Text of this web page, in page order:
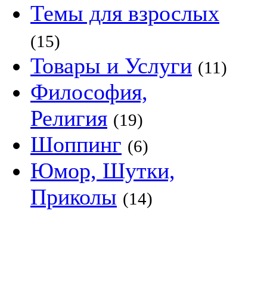
Темы для взрослых
(15)
Товары и Услуги (11)
Философия,
Религия (19)
Шоппинг (6)
Юмор, Шутки,
Приколы (14)